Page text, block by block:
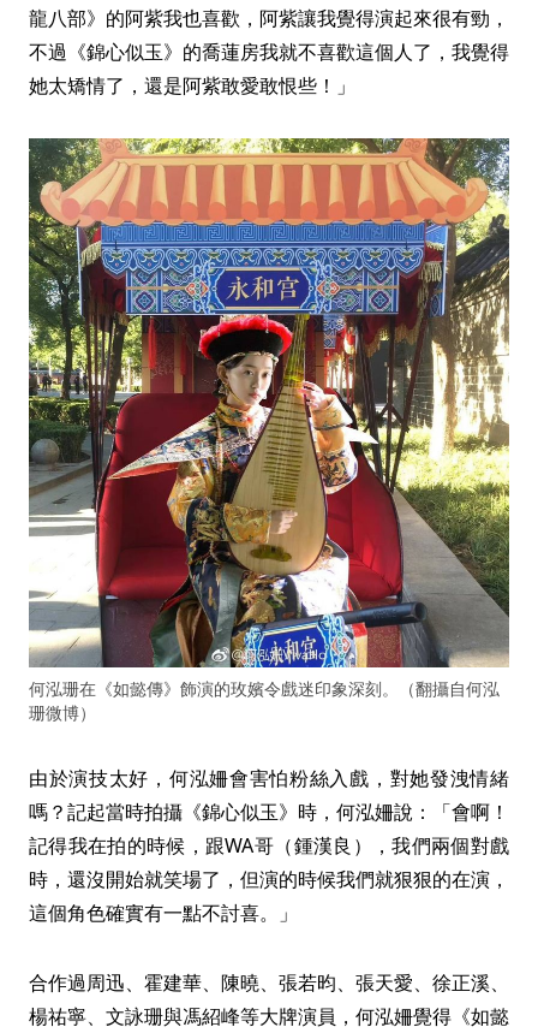
龍八部》的阿紫我也喜歡，阿紫讓我覺得演起來很有勁，
不過《錦心似玉》的喬蓮房我就不喜歡這個人了，我覺得
她太矯情了，還是阿紫敢愛敢恨些！」
何泓珊在《如懿傳》飾演的玫嬪令戲迷印象深刻。（翻攝自何泓
珊微博）
由於演技太好，何泓姍會害怕粉絲入戲，對她發洩情緒
嗎？記起當時拍攝《錦心似玉》時，何泓姍說：「會啊！
記得我在拍的時候，跟WA哥（鍾漢良），我們兩個對戲
時，還沒開始就笑場了，但演的時候我們就狠狠的在演，
這個角色確實有一點不討喜。」
合作過周迅、霍建華、陳曉、張若昀、張天愛、徐正溪、
楊祐寧、文詠珊與馮紹峰等大牌演員，何泓姍覺得《如懿